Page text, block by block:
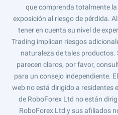
que comprenda totalmente
exposición al riesgo de pérdida.
tener en cuenta su nivel de
Trading implican riesgos
naturaleza de tales productos.
parecen claros, por favor,
para un consejo independiente.
web no está dirigido a residentes
de RoboForex Ltd no están
RoboForex Ltd y sus afiliados